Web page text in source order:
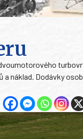
náklad. Dodávky